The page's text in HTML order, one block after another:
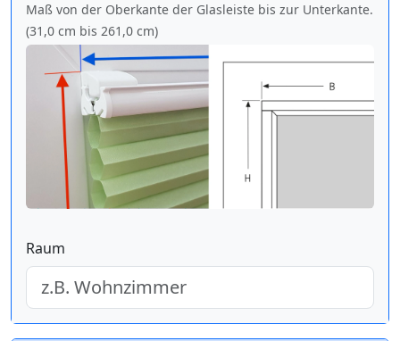
Maß von der Oberkante der Glasleiste bis zur Unterkante.
(31,0 cm bis 261,0 cm)
Raum